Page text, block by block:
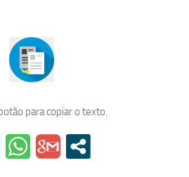
para copiar o texto.